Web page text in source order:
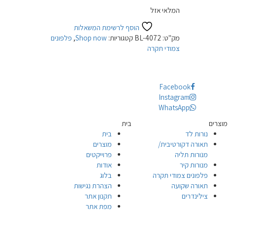
המלאי אזל
הוסף לרשימת המשאלות
מק"ט: BL-4072 קטגוריות:Shop now
, פלפונים
צמודי תקרה
Facebook
Instagram
WhatsApp
בית
בית
מוצרים
פרוייקטים
אודות
בלוג
הצהרת נגישות
תקנון אתר
מפת אתר
מוצרים
נורות לד
תאורה דקורטיבית/
מנורות תליה
מנורות קיר
פלפונים צמודי תקרה
תאורה שקועה
צילינדרים